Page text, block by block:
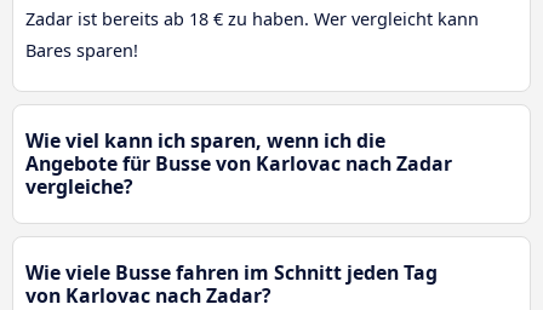
Zadar ist bereits ab 18 € zu haben. Wer vergleicht kann
Bares sparen!
Wie viel kann ich sparen, wenn ich die
Angebote für Busse von Karlovac nach Zadar
vergleiche?
Wie viele Busse fahren im Schnitt jeden Tag
von Karlovac nach Zadar?